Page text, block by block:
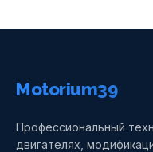
Motorium39
Профессиональный
двигателях,